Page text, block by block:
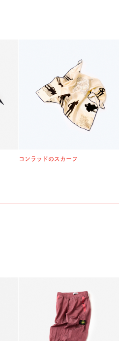
コンラッドのスカーフ